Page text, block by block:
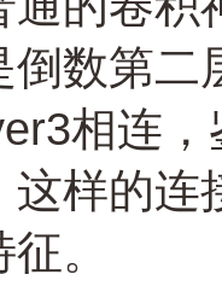
倒数第
相连
这样的连
。